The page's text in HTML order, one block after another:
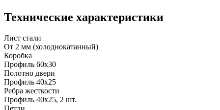
Д-36 46 30
Рисунок 13
C49 C50
Технические характеристики
Лист стали
От 2 мм (холоднокатанный)
Коробка
Профиль 60х30
Полотно двери
Профиль 40х25
Ребра жесткости
Профиль 40х25, 2 шт.
Петли